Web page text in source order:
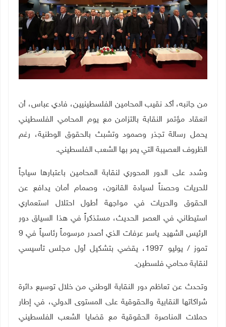
من جانبه، أكد نقيب المحامين الفلسطينيين، فادي عباس، أن
انعقاد مؤتمر النقابة بالتزامن مع يوم المحامي الفلسطيني
يحمل رسالة تجذر وصمود وتشبث بالحقوق الوطنية، رغم
الظروف العصيبة التي يمر بها الشعب الفلسطيني.
وشدد على الدور المحوري لنقابة المحامين باعتبارها سياجاً
للحريات وحصناً لسيادة القانون، وصمام أمان يدافع عن
الحقوق والحريات في مواجهة أطول احتلال استعماري
استيطاني في العصر الحديث، مستذكراً في هذا السياق دور
الرئيس الشهيد ياسر عرفات الذي أصدر مرسوماً رئاسياً في 9
تموز / يوليو 1997، يقضي بتشكيل أول مجلس تأسيسي
لنقابة محامي فلسطين.
وتحدث عن تعاظم دور النقابة الوطني من خلال توسيع دائرة
شراكاتها النقابية والحقوقية على المستوى الدولي، في إطار
حملات المناصرة الحقوقية مع قضايا الشعب الفلسطيني